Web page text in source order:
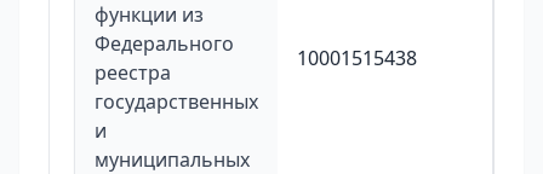
функции из
Федерального
реестра
государственных
и
муниципальных
10001515438